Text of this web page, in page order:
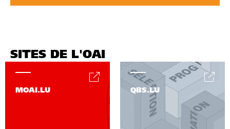
SITES DE L'OAI
MOAI.LU QBS.LU